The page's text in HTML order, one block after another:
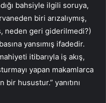
bahsiyle ilgili soruya,
biri arızalıymış,
neden geri giderilmedi?)
yansımış ifadedir.
itibarıyla iş akış,
yapan makamlarca
bir husustur.” yanıtını